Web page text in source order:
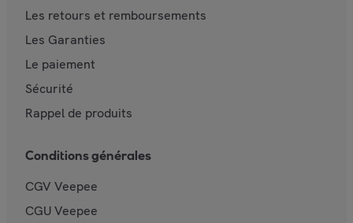
Les retours et remboursements
Les Garanties
Le paiement
Sécurité
Rappel de produits
Conditions générales
CGV Veepee
CGU Veepee